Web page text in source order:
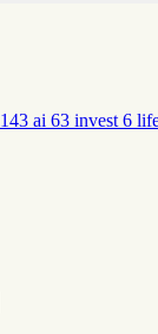
143 ai 63 invest 6